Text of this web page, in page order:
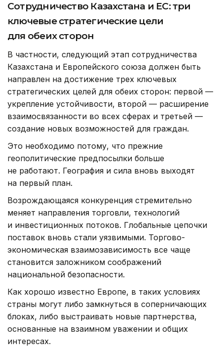
Сотрудничество Казахстана и ЕС: три
ключевые стратегические цели
для обеих сторон
В частности, следующий этап сотрудничества
Казахстана и Европейского союза должен быть
направлен на достижение трех ключевых
стратегических целей для обеих сторон: первой —
укрепление устойчивости, второй — расширение
взаимосвязанности во всех сферах и третьей —
создание новых возможностей для граждан.
Это необходимо потому, что прежние
геополитические предпосылки больше
не работают. География и сила вновь выходят
на первый план.
Возрождающаяся конкуренция стремительно
меняет направления торговли, технологий
и инвестиционных потоков. Глобальные цепочки
поставок вновь стали уязвимыми. Торгово-
экономическая взаимозависимость все чаще
становится заложником соображений
национальной безопасности.
Как хорошо известно Европе, в таких условиях
страны могут либо замкнуться в соперничающих
блоках, либо выстраивать новые партнерства,
основанные на взаимном уважении и общих
интересах.